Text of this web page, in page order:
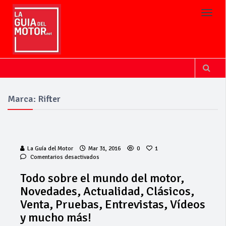
Marca: Rifter
La Guía del Motor Mar 31, 2016 0
1
Comentarios desactivados
el
mundo
del
motor,
Todo sobre el mundo del motor,
Novedades, Actualidad, Clásicos,
Venta, Pruebas, Entrevistas, Vídeos
y mucho más!